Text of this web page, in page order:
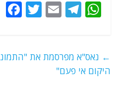
W
s
A
T
g
ra
E
l
T
er ← נאס"א מפרסמת את
היקום אי פעם"